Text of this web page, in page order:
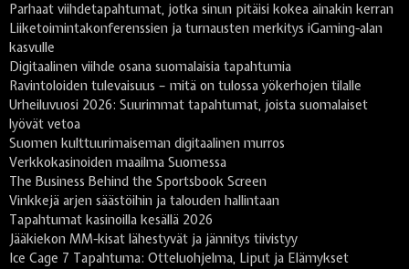
Parhaat viihdetapahtumat, jotka sinun pitäisi kokea ainakin kerran
Liiketoimintakonferenssien ja turnausten merkitys iGaming-alan
kasvulle
Digitaalinen viihde osana suomalaisia tapahtumia
Ravintoloiden tulevaisuus – mitä on tulossa yökerhojen tilalle
Urheiluvuosi 2026: Suurimmat tapahtumat, joista suomalaiset
lyövät vetoa
Suomen kulttuurimaiseman digitaalinen murros
Verkkokasinoiden maailma Suomessa
The Business Behind the Sportsbook Screen
Vinkkejä arjen säästöihin ja talouden hallintaan
Tapahtumat kasinoilla kesällä 2026
Jääkiekon MM-kisat lähestyvät ja jännitys tiivistyy
Ice Cage 7 Tapahtuma: Otteluohjelma, Liput ja Elämykset